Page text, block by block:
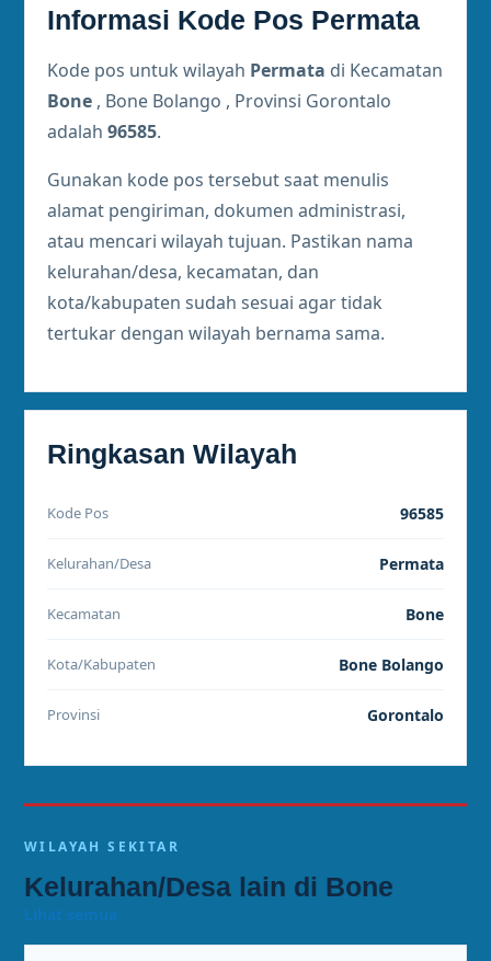
Informasi Kode Pos Permata
Kode pos untuk wilayah Permata di Kecamatan
Bone , Bone Bolango , Provinsi Gorontalo
adalah 96585.
Gunakan kode pos tersebut saat menulis
alamat pengiriman, dokumen administrasi,
atau mencari wilayah tujuan. Pastikan nama
kelurahan/desa, kecamatan, dan
kota/kabupaten sudah sesuai agar tidak
tertukar dengan wilayah bernama sama.
Ringkasan Wilayah
Kode Pos 96585
Kelurahan/Desa Permata
Kecamatan Bone
Kota/Kabupaten Bone Bolango
Provinsi Gorontalo
WILAYAH SEKITAR
Kelurahan/Desa lain di Bone
Lihat semua